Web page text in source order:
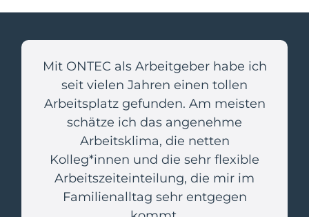
Mit ONTEC als Arbeitgeber habe ich
seit vielen Jahren einen tollen
Arbeitsplatz gefunden. Am meisten
schätze ich das angenehme
Arbeitsklima, die netten
Kolleg*innen und die sehr flexible
Arbeitszeiteinteilung, die mir im
Familienalltag sehr entgegen